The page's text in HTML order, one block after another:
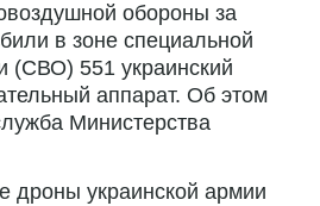
обороны за
в зоне специальной
(СВО) 551 украинский
аппарат. Об этом
Министерства
дроны украинской армии